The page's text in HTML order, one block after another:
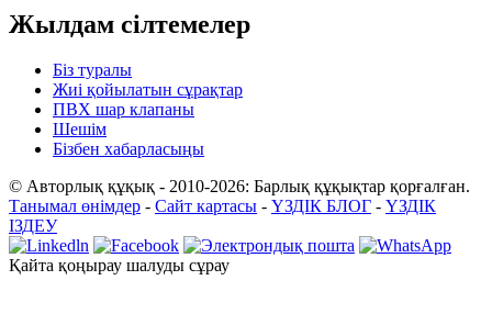
Жылдам сілтемелер
Біз туралы
Жиі қойылатын сұрақтар
ПВХ шар клапаны
Шешім
Бізбен хабарласыңы
© Авторлық құқық - 2010-2026: Барлық құқықтар қорғалған.
Танымал өнімдер - Сайт картасы - ҮЗДІК БЛОГ - ҮЗДІК
ІЗДЕУ
Қайта қоңырау шалуды сұрау